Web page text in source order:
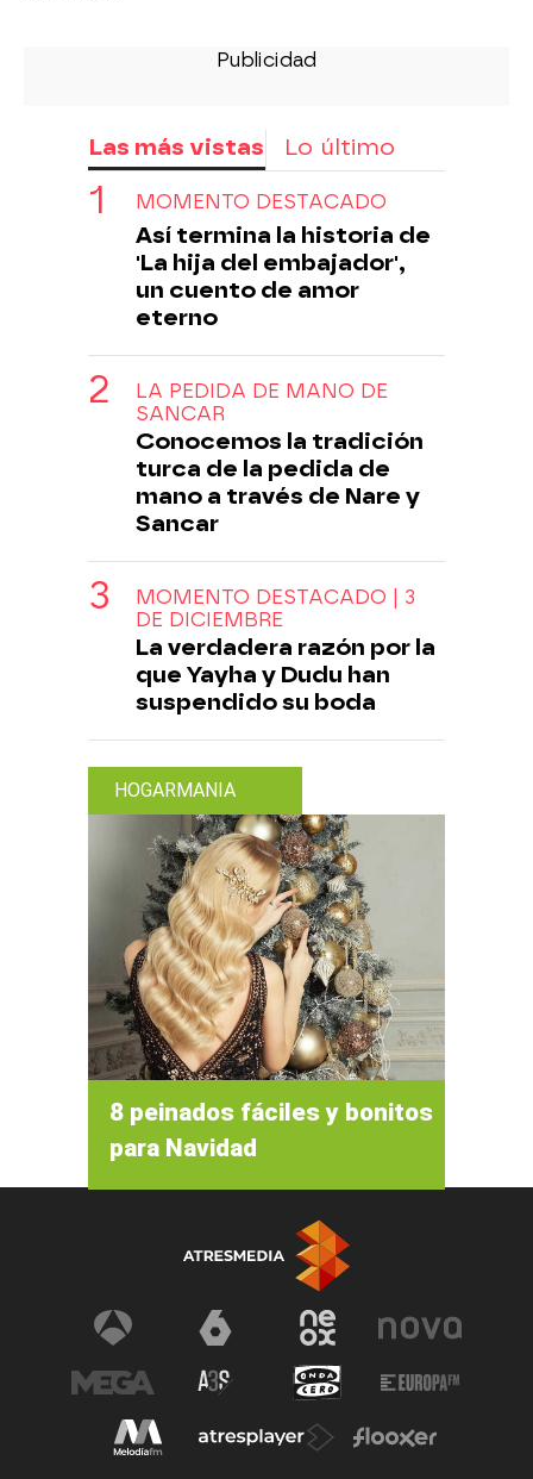
Las más vistas Lo último
MOMENTO DESTACADO
Así termina la historia de
'La hija del embajador',
un cuento de amor
eterno
LA PEDIDA DE MANO DE
SANCAR
Conocemos la tradición
turca de la pedida de
mano a través de Nare y
Sancar
MOMENTO DESTACADO | 3
DE DICIEMBRE
La verdadera razón por la
que Yayha y Dudu han
suspendido su boda
HOGARMANIA
8 peinados fáciles y bonitos
para Navidad